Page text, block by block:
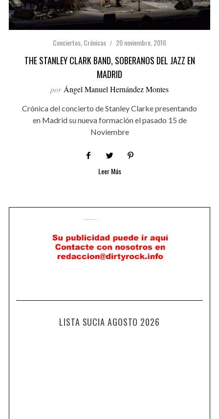
Conciertos Crónicas 20 noviembre, 2016
THE STANLEY CLARK BAND, SOBERANOS DEL JAZZ EN
MADRID
por Ángel Manuel Hernández Montes
Crónica del concierto de Stanley Clarke presentando
en Madrid su nueva formación el pasado 15 de
Noviembre
Leer Más
LISTA SUCIA AGOSTO 2026